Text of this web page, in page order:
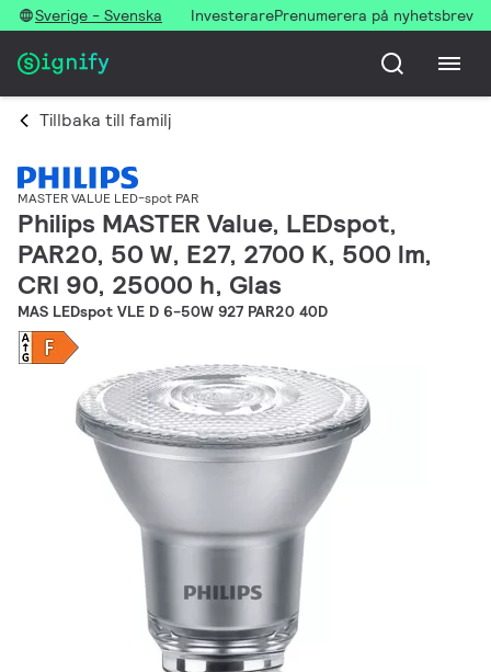
Sverige - Svenska InvesterarePrenumerera på nyhetsbrev
Tillbaka till familj
MASTER VALUE LED-spot PAR
Philips MASTER Value, LEDspot,
PAR20, 50 W, E27, 2700 K, 500 lm,
CRI 90, 25000 h, Glas
MAS LEDspot VLE D 6-50W 927 PAR20 40D